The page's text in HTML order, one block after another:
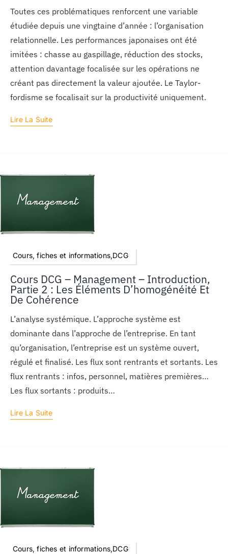
Toutes ces problématiques renforcent une variable
étudiée depuis une vingtaine d’année : l’organisation
relationnelle. Les performances japonaises ont été
imitées : chasse au gaspillage, réduction des stocks,
attention davantage focalisée sur les opérations ne
créant pas directement la valeur ajoutée. Le Taylor-
fordisme se focalisait sur la productivité uniquement.
Lire La Suite
Cours, fiches et informations,DCG
Cours DCG – Management – Introduction,
Partie 2 : Les Éléments D’homogénéité Et
De Cohérence
L’analyse systémique. L’approche système est
dominante dans l’approche de l’entreprise. En tant
qu’organisation, l’entreprise est un système ouvert,
régulé et finalisé. Les flux sont rentrants et sortants. Les
flux rentrants : infos, personnel, matières premières…
Les flux sortants : produits…
Lire La Suite
Cours, fiches et informations,DCG